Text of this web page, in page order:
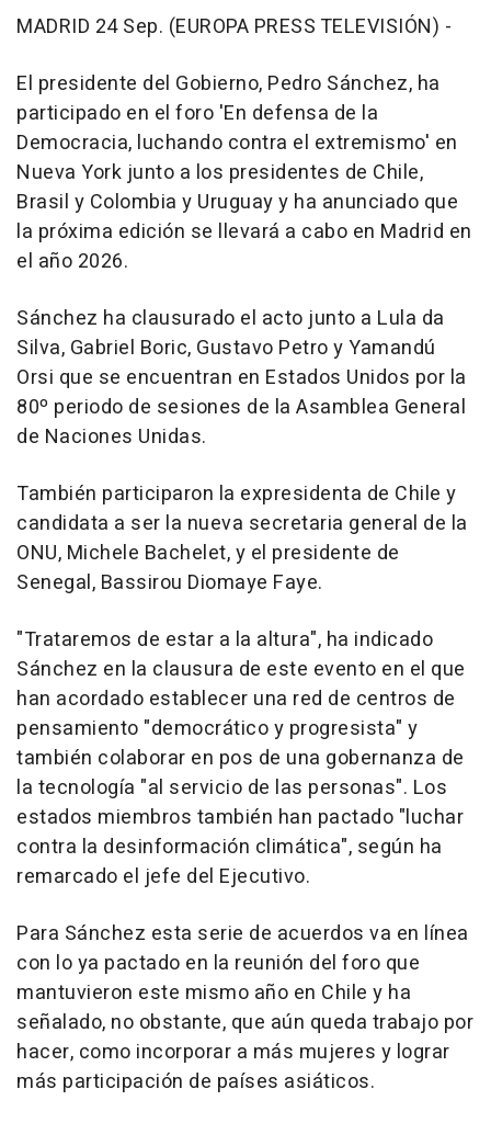
MADRID 24 Sep. (EUROPA PRESS TELEVISIÓN) -
El presidente del Gobierno, Pedro Sánchez, ha
participado en el foro 'En defensa de la
Democracia, luchando contra el extremismo' en
Nueva York junto a los presidentes de Chile,
Brasil y Colombia y Uruguay y ha anunciado que
la próxima edición se llevará a cabo en Madrid en
el año 2026.
Sánchez ha clausurado el acto junto a Lula da
Silva, Gabriel Boric, Gustavo Petro y Yamandú
Orsi que se encuentran en Estados Unidos por la
80º periodo de sesiones de la Asamblea General
de Naciones Unidas.
También participaron la expresidenta de Chile y
candidata a ser la nueva secretaria general de la
ONU, Michele Bachelet, y el presidente de
Senegal, Bassirou Diomaye Faye.
"Trataremos de estar a la altura", ha indicado
Sánchez en la clausura de este evento en el que
han acordado establecer una red de centros de
pensamiento "democrático y progresista" y
también colaborar en pos de una gobernanza de
la tecnología "al servicio de las personas". Los
estados miembros también han pactado "luchar
contra la desinformación climática", según ha
remarcado el jefe del Ejecutivo.
Para Sánchez esta serie de acuerdos va en línea
con lo ya pactado en la reunión del foro que
mantuvieron este mismo año en Chile y ha
señalado, no obstante, que aún queda trabajo por
hacer, como incorporar a más mujeres y lograr
más participación de países asiáticos.